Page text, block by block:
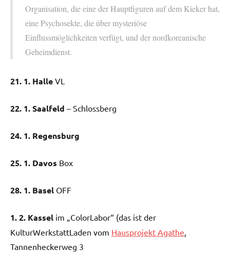
Organisation, die eine der Hauptfiguren auf dem Kieker hat,
eine Psychosekte, die über mysteriöse
Einflussmöglichkeiten verfügt, und der nordkoreanische
Geheimdienst.
21. 1. Halle VL
22. 1. Saalfeld – Schlossberg
24. 1. Regensburg
25. 1. Davos Box
28. 1. Basel OFF
1. 2. Kassel im „ColorLabor“ (das ist der
KulturWerkstattLaden vom Hausprojekt Agathe,
Tannenheckerweg 3